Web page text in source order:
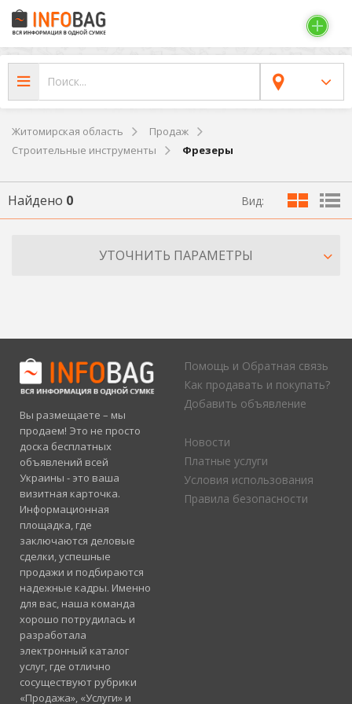
Житомирская область
Продаж
Строительные инструменты
Фрезеры
Найдено 0 Вид:
УТОЧНИТЬ ПАРАМЕТРЫ
Вы размещаете – мы
продаем! Это не просто
доска бесплатных
объявлений всей
Украины - это ваша
визитная карточка.
Информационная
площадка, где
заключаются деловые
сделки, успешные
продажи и подбираются
надежные кадры. Именно
для вас, наша команда
хорошо потрудилась и
разработала
электронный каталог
услуг, где отлично
сосуществуют рубрики
«Продажа», «Услуги» и
Помощь и Обратная связь
Как продавать и покупать?
Добавить объявление
Новости
Платные услуги
Условия использования
Правила безопасности